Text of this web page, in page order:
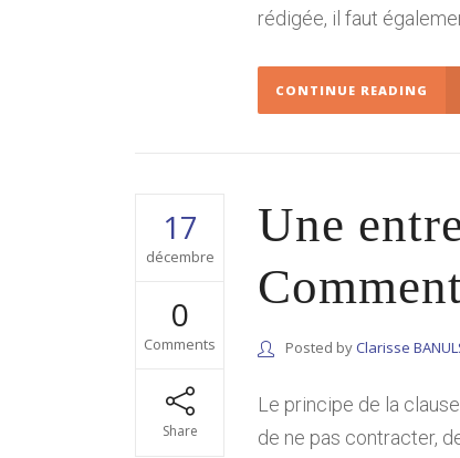
rédigée, il faut
CONTINUE READING
17
décembre
0
Comments
Share
Une
Posted byClarisse
Le principe de la
de ne pas contracter,